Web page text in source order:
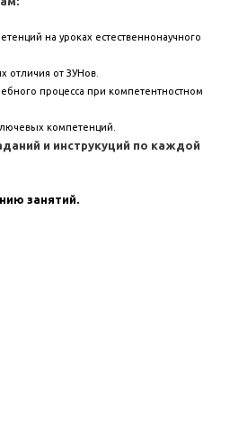
на уроках естественнонаучного
отличия от ЗУНов.
процесса при компетентностном
компетенций.
и инструкуций по каждой
занятий.